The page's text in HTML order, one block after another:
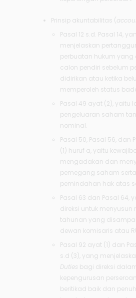
Prinsip akuntabilitas (
Pasal 12 s.d. Pasal 14,
menjelaskan
perbuatan hukum yang
calon pendiri sebelum
didirikan atau ketika
memperoleh status
Pasal 49 ayat (2), yaitu
pengeluaran saham
nominal.
Pasal 50, Pasal 56, dan
(1) huruf a, yaitu
mengadakan dan
pemegang saham
pemindahan hak atas
Pasal 63 dan Pasal 64,
direksi untuk menyusun
tahunan yang
dewan komisaris atau
Pasal 92 ayat (1) dan
s.d (3), yang
Duties bagi direksi
kepengurusan
beritikad baik dan